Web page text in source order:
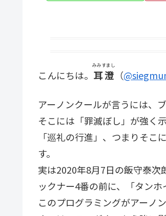
こんにちは。 耳澄
みみすまし
（
アーノンクールが言うには、
そこには「罪滅ぼし」が強く
「巡礼の行進」、つまりそ
す。
実は2020年8月7日の飯守泰
ックナー4番の前に、「タンホ
このプログラミングがアーノ